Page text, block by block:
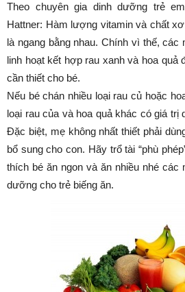
Theo chuyên gia dinh dưỡng trẻ
Hattner: Hàm lượng vitamin và chất
là ngang bằng nhau. Chính vì thế,
linh hoạt kết hợp rau xanh và hoa quả
cần thiết cho bé.
Nếu bé chán nhiều loại rau củ hoặc
loại rau của và hoa quả khác có giá
Đặc biệt, mẹ không nhất thiết phải
bổ sung cho con. Hãy trổ tài “phù
thích bé ăn ngon và ăn nhiều nhé các
dưỡng cho trẻ biếng ăn.